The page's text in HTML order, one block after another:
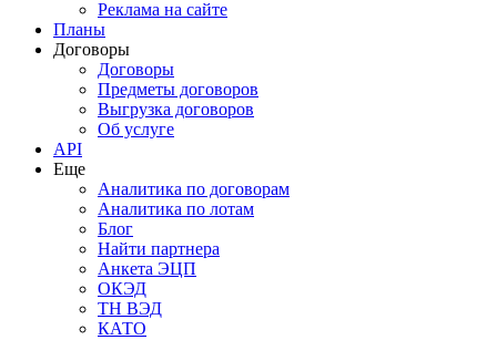
Реклама на сайте
Планы
Договоры
Договоры
Предметы договоров
Выгрузка договоров
Об услуге
API
Еще
Аналитика по договорам
Аналитика по лотам
Блог
Найти партнера
Анкета ЭЦП
ОКЭД
ТН ВЭД
КАТО